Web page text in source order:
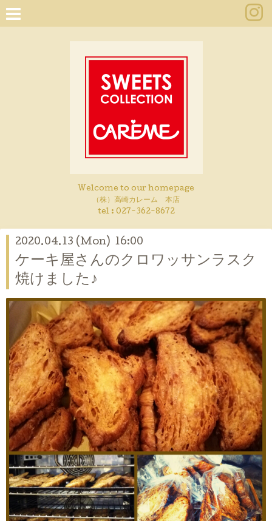
Welcome to our homepage
（株）高崎カレーム 本店
tel : 027-362-8672
2020.04.13 (Mon) 16:00
ケーキ屋さんのクロワッサンラスク
焼けました♪